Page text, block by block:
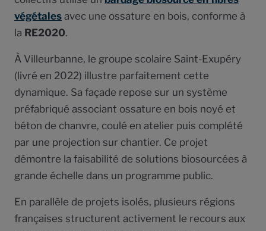
végétales avec une ossature en bois, conforme à
la RE2020.
À Villeurbanne, le groupe scolaire Saint-Exupéry
(livré en 2022) illustre parfaitement cette
dynamique. Sa façade repose sur un système
préfabriqué associant ossature en bois noyé et
béton de chanvre, coulé en atelier puis complété
par une projection sur chantier. Ce projet
démontre la faisabilité de solutions biosourcées à
grande échelle dans un programme public.
En parallèle de projets isolés, plusieurs régions
françaises structurent activement le recours aux